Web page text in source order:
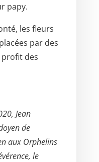
papy.
les fleurs
par des
profit des
Jean
de
aux Orphelins
le